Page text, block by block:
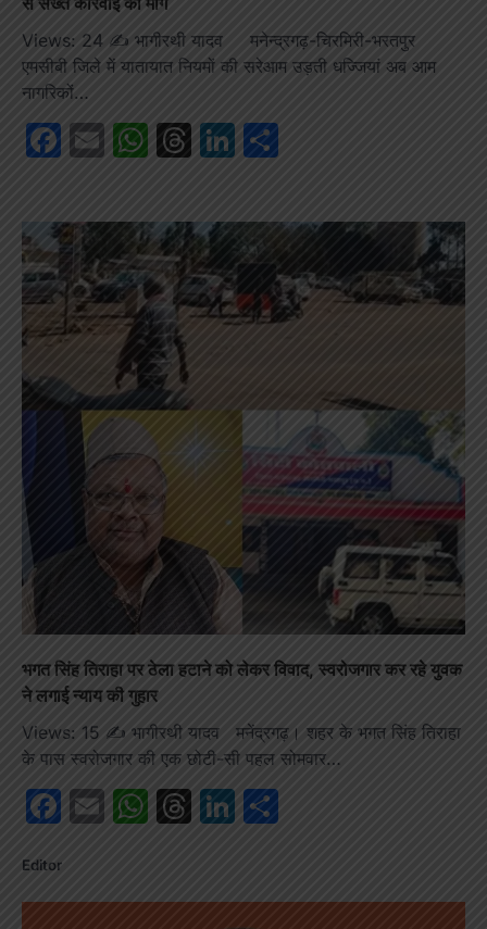
Views: 24 ✍️ भागीरथी यादव मनेन्द्रगढ़-चिरमिरी-भरतपुर
एमसीबी जिले में यातायात नियमों की सरेआम उड़ती धज्जियां अब आम
नागरिकों…
Facebook
EmailWhatsApp
Threads
LinkedIn
भगत सिंह तिराहा पर ठेला हटाने को लेकर विवाद, स्वरोजगार कर रहे युवक
ने लगाई न्याय की गुहार
Views: 15 ✍️ भागीरथी यादव मनेंद्रगढ़। शहर के भगत सिंह तिराहा
के पास स्वरोजगार की एक छोटी-सी पहल सोमवार…
Facebook
EmailWhatsApp
Threads
LinkedIn
Editor